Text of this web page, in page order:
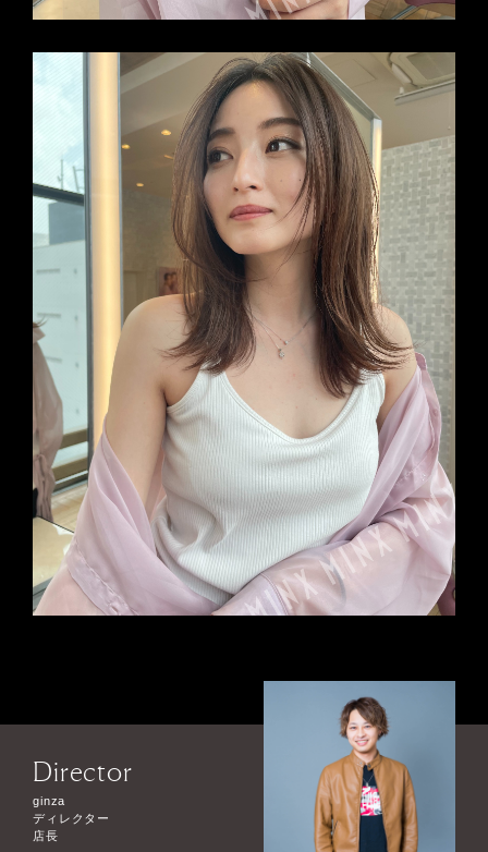
Director
ginza
ディレクター
店長